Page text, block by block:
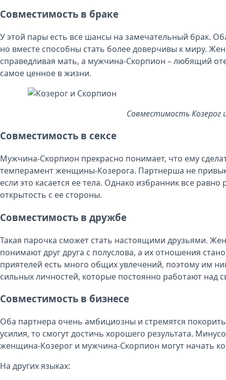
Совместимость в браке
У этой пары есть все шансы на замечательный брак.
но вместе способны стать более доверчивы к миру.
справедливая мать, а мужчина-Скорпион – любящий
самое ценное в жизни.
Совместимость Козерог
Совместимость в сексе
Мужчина-Скорпион прекрасно понимает, что ему
темперамент женщины-Козерога. Партнерша не
если это касается ее тела. Однако избранник все
открытость с ее стороны.
Совместимость в дружбе
Такая парочка сможет стать настоящими друзьями.
понимают друг друга с полуслова, а их отношения
приятелей есть много общих увлечений, поэтому им
сильных личностей, которые постоянно работают над
Совместимость в бизнесе
Оба партнера очень амбициозны и стремятся
усилия, то смогут достичь хорошего результата.
женщина-Козерог и мужчина-Скорпион могут начать
На других языках: